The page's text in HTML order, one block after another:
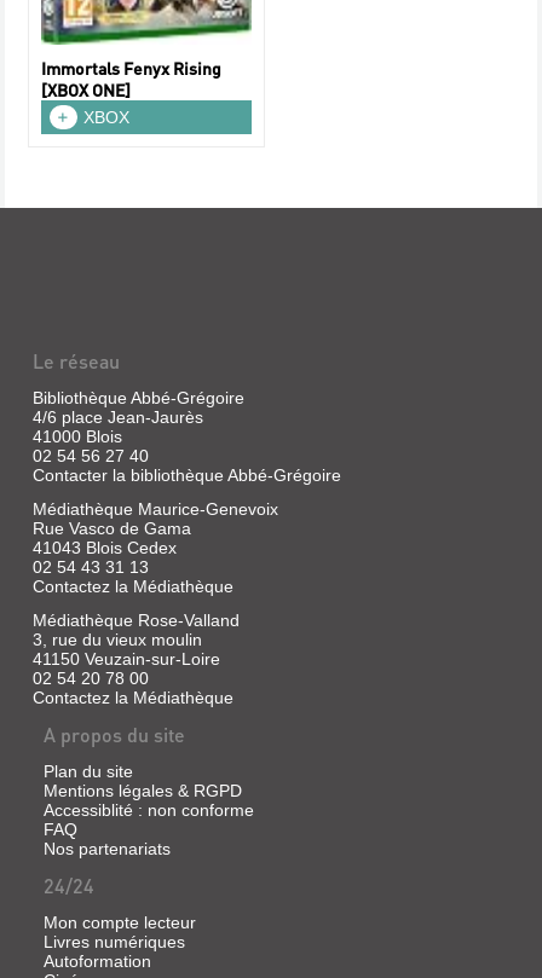
Immortals Fenyx Rising
[XBOX ONE]
XBOX
Le réseau
Bibliothèque Abbé-Grégoire
4/6 place Jean-Jaurès
41000 Blois
02 54 56 27 40
Contacter la bibliothèque Abbé-Grégoire
Médiathèque Maurice-Genevoix
Rue Vasco de Gama
41043 Blois Cedex
02 54 43 31 13
Contactez la Médiathèque
Médiathèque Rose-Valland
3, rue du vieux moulin
41150 Veuzain-sur-Loire
02 54 20 78 00
Contactez la Médiathèque
A propos du site
Plan du site
Mentions légales & RGPD
Accessiblité : non conforme
FAQ
Nos partenariats
24/24
Mon compte lecteur
Livres numériques
Autoformation